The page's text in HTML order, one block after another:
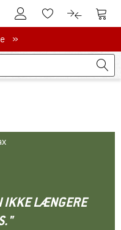
Til kundekontoenTil huskesedlen.
Til Til
»
IKKE LÆNGERE